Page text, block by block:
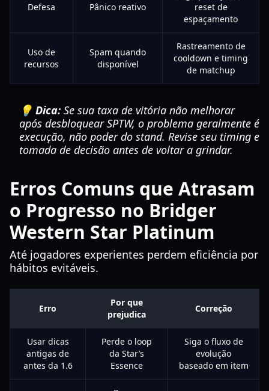
Defesa Pânico reativo
reset de
espaçamento
Uso de
recursos
Spam quando
disponível
Rastreamento de
cooldown e timing
de matchup
💡 Dica: Se sua taxa de vitória não melhorar
após desbloquear SPTW, o problema geralmente é
execução, não poder do stand. Revise seu timing e
tomada de decisão antes de voltar a grindar.
Erros Comuns que Atrasam
o Progresso no Bridger
Western Star Platinum
Até jogadores experientes perdem eficiência por
hábitos evitáveis.
Erro
Por que
prejudica
Correção
Usar dicas
antigas de
antes da 1.6
Perde o loop
da Star’s
Essence
Siga o fluxo de
evolução
baseado em item